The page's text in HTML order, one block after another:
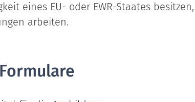
eines EU- oder EWR-Staates besitzen,
arbeiten.